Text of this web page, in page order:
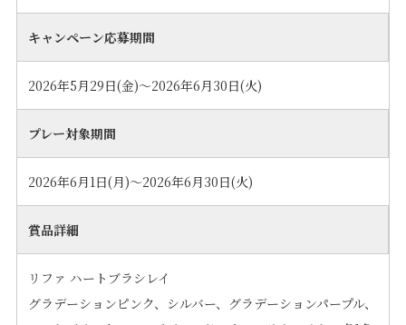
キャンペーン応募期間
2026年5月29日(金)～2026年6月30日(火)
プレー対象期間
2026年6月1日(月)～2026年6月30日(火)
賞品詳細
リファ ハートブラシレイ
グラデーションピンク、シルバー、グラデーションパープル、